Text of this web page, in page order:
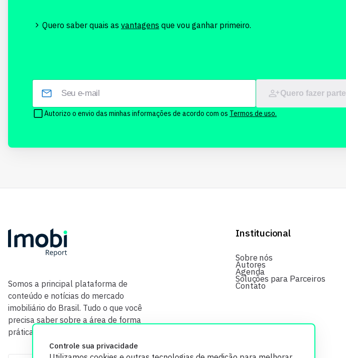
Controle sua privacidade
Quero saber quais as vantagens que vou ganhar primeiro.
Quero fazer parte
Autorizo o envio das minhas informações de acordo com os Termos de uso.
Somos a principal plataforma de
conteúdo e notícias do mercado
imobiliário do Brasil. Tudo o que você
precisa saber sobre a área de forma
prática e com credibilidade.
Institucional
Sobre nós
Autores
Agenda
Soluções para Parceiros
Contato